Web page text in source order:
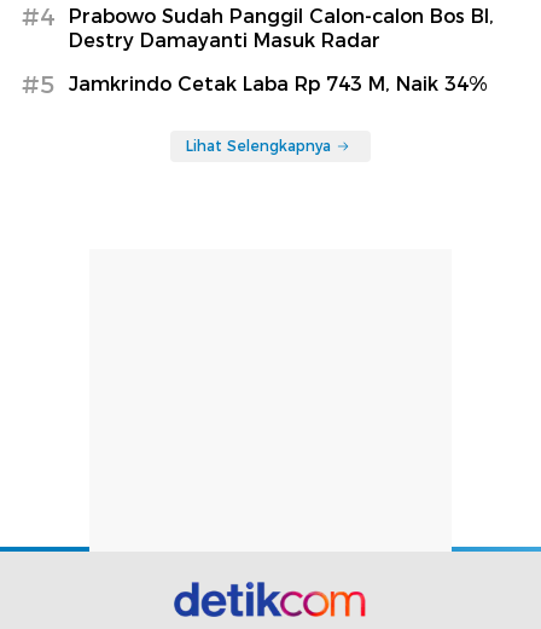
#4
Prabowo Sudah Panggil Calon-calon Bos BI,
Destry Damayanti Masuk Radar
#5 Jamkrindo Cetak Laba Rp 743 M, Naik 34%
Lihat Selengkapnya